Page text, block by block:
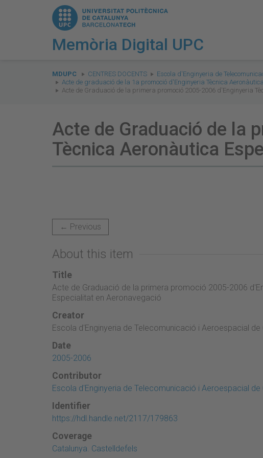
Memòria Digital UPC
are
here:
MDUPC CENTRES DOCENTS Escola d'Enginyeria de
Acte de graduació de la 1a promoció d'Enginyeria Tècnica
Acte de Graduació de la primera promoció 2005-2006 d'Enginyeria
Acte de Graduació de la
Tècnica Aeronàutica
← Previous
About this item
Title
Acte de Graduació de la primera promoció 2005-2006
Especialitat en Aeronavegació
Creator
Escola d'Enginyeria de Telecomunicació i Aeroespacial de
Date
2005-2006
Contributor
Escola d'Enginyeria de Telecomunicació i Aeroespacial de
Identifier
https://hdl.handle.net/2117/179863
Coverage
Catalunya. Castelldefels